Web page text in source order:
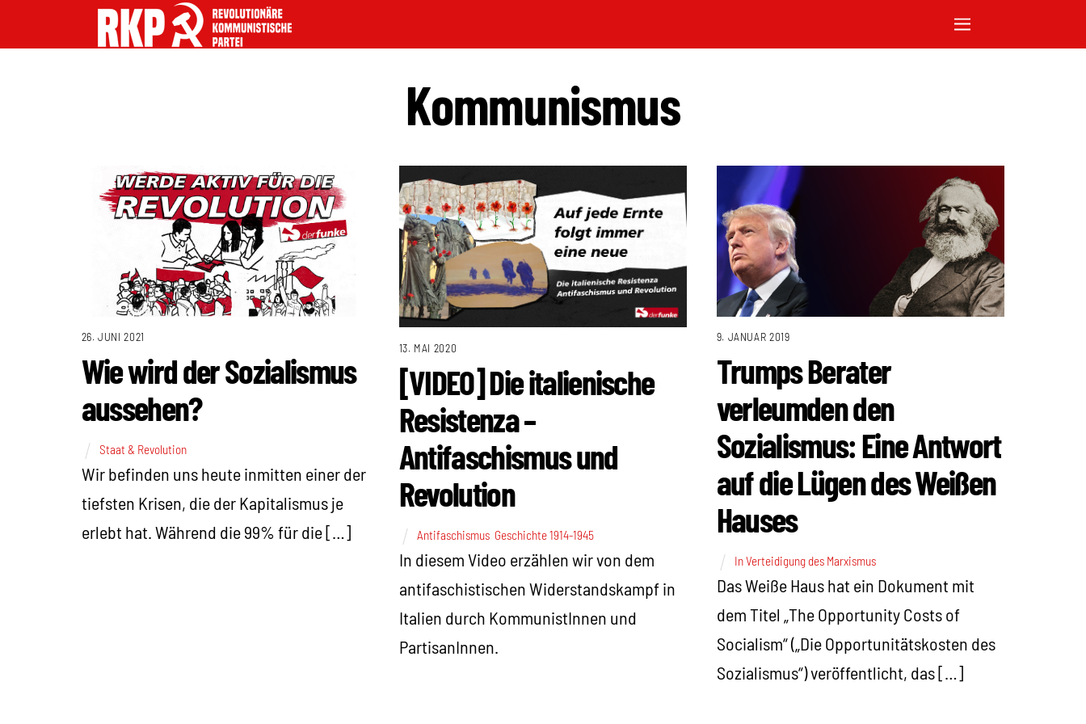
Kommunismus
26. JUNI 2021
Wie wird der Sozialismus
aussehen?
Staat & Revolution
Wir befinden uns heute inmitten einer der
tiefsten Krisen, die der Kapitalismus je
erlebt hat. Während die 99% für die […]
13. MAI 2020
[VIDEO] Die italienische
Resistenza –
Antifaschismus und
Revolution
Antifaschismus, Geschichte 1914-1945
In diesem Video erzählen wir von dem
antifaschistischen Widerstandskampf in
Italien durch KommunistInnen und
PartisanInnen.
9. JANUAR 2019
Trumps Berater
verleumden den
Sozialismus: Eine Antwort
auf die Lügen des Weißen
Hauses
In Verteidigung des Marxismus
Das Weiße Haus hat ein Dokument mit
dem Titel „The Opportunity Costs of
Socialism“ („Die Opportunitätskosten des
Sozialismus“) veröffentlicht, das […]